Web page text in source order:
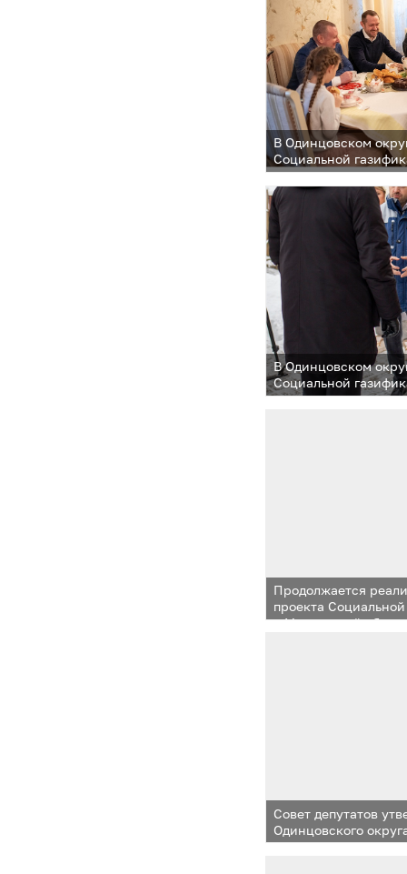
В Одинцовском
Социальной
тысячного
В Одинцовском
Социальной
тысячного
Продолжается
проекта
в Московской
Совет депутатов
Одинцовского
и плановый период